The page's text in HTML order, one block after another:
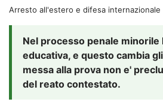
Arresto all'estero e difesa internazionale
Nel processo penale minorile
educativa, e questo cambia
messa alla prova non e'
del reato contestato.